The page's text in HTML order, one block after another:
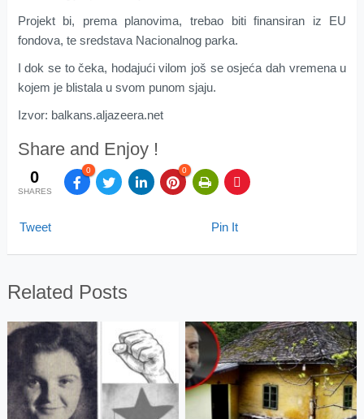
Projekt bi, prema planovima, trebao biti finansiran iz EU
fondova, te sredstava Nacionalnog parka.
I dok se to čeka, hodajući vilom još se osjeća dah vremena u
kojem je blistala u svom punom sjaju.
Izvor: balkans.aljazeera.net
Share and Enjoy !
0
SHARES
0 0
Tweet Pin It
Related Posts